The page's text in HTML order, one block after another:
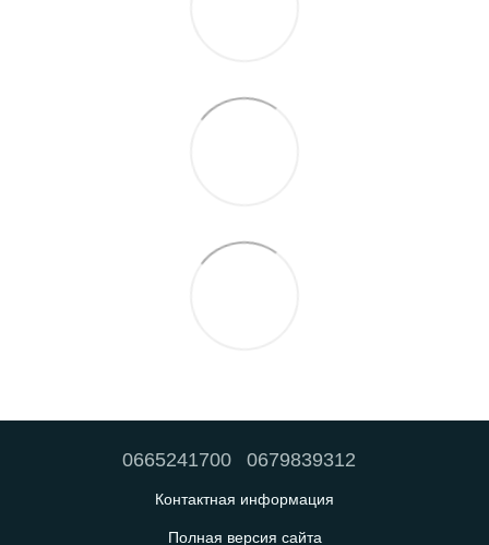
0665241700 0679839312
Контактная информация
Полная версия сайта